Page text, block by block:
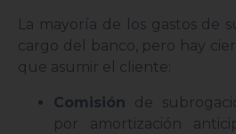
La mayoría de los gastos de
cargo del banco, pero hay
que asumir el cliente:
Comisión de
por amortización